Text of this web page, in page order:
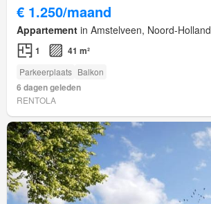
€ 1.250/maand
Appartement in Amstelveen, Noord-Holland
1 41 m²
Parkeerplaats Balkon
6 dagen geleden
RENTOLA